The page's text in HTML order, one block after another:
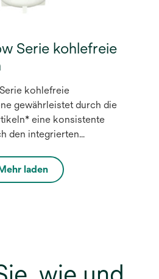
Serie kohlefreie
kohlefreie
gewährleistet durch die
eine konsistente
den integrierten
einfach und ohne
laden